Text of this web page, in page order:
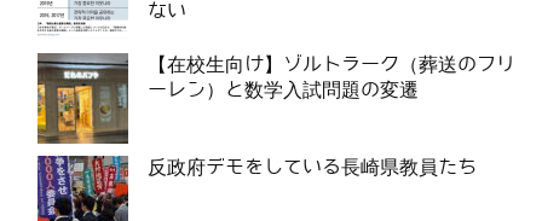
ない
【在校生向け】ゾルトラーク（葬送のフリ
ーレン）と数学入試問題の変遷
反政府デモをしている長崎県教員たち